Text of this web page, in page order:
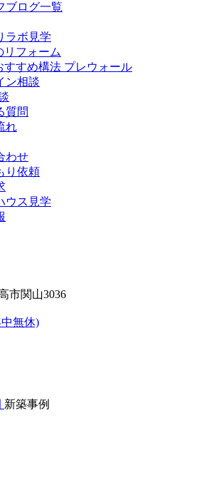
ブログ一覧
ラボ見学
リフォーム
すすめ構法 プレウォール
ン相談
質問
れ
わせ
り依頼
ウス見学
市関山3036
中無休)
新築事例